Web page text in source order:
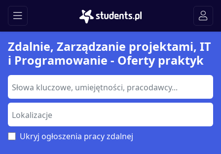
Zdalnie, Zarządzanie projektami, IT
i Programowanie - Oferty praktyk
Ukryj ogłoszenia pracy zdalnej